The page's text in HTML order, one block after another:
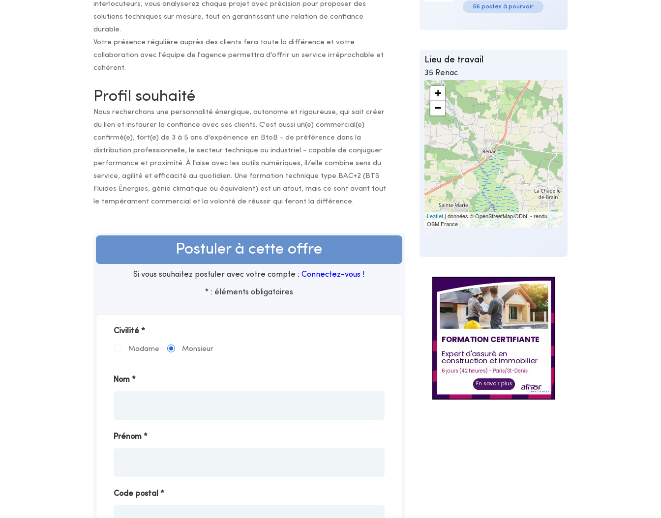
interlocuteurs, vous analyserez chaque projet avec précision pour proposer des
solutions techniques sur mesure, tout en garantissant une relation de confiance
durable.
Votre présence régulière auprès des clients fera toute la différence et votre
collaboration avec l'équipe de l'agence permettra d'offrir un service irréprochable et
cohérent.
Profil souhaité
Nous recherchons une personnalité énergique, autonome et rigoureuse, qui sait créer
du lien et instaurer la confiance avec ses clients. C'est aussi un(e) commercial(e)
confirmé(e), fort(e) de 3 à 5 ans d'expérience en BtoB - de préférence dans la
distribution professionnelle, le secteur technique ou industriel - capable de conjuguer
performance et proximité. À l'aise avec les outils numériques, il/elle combine sens du
service, agilité et efficacité au quotidien. Une formation technique type BAC+2 (BTS
Fluides Énergies, génie climatique ou équivalent) est un atout, mais ce sont avant tout
le tempérament commercial et la volonté de réussir qui feront la différence.
Postuler à cette offre
Si vous souhaitez postuler avec votre compte :Connectez-vous !
* : éléments obligatoires
Civilité *
Madame Monsieur
Nom *
Prénom *
Code postal *
56 postes à pourvoir
Lieu de travail
35 Renac
+
−
Leaflet| données © OpenStreetMap/ODbL - rendu
OSM France